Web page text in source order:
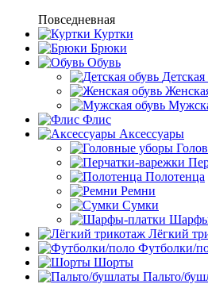
Повседневная
Куртки
Брюки
Обувь
Детская
Флис
Аксессуары
Полотенца
Ремни
Сумки
Лёгкий
Футболки/
Шорты
Пальто/